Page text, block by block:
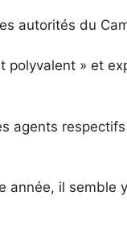
autorités du
» et
il semble